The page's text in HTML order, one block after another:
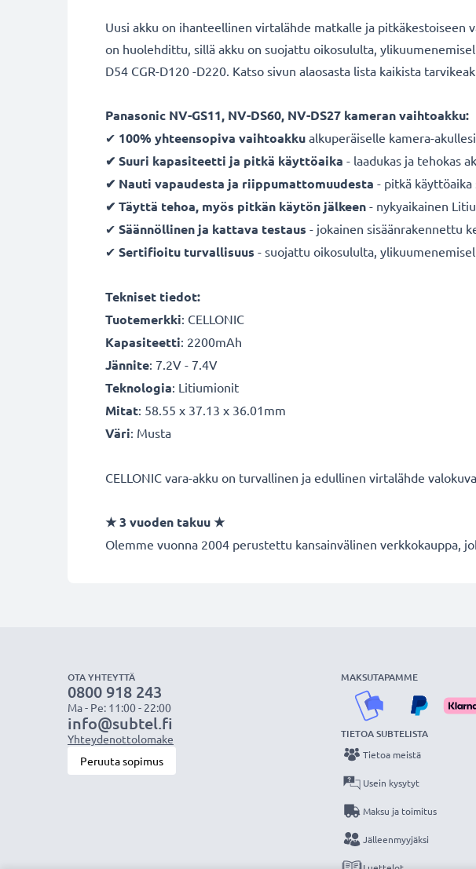
Uusi akku on ihanteellinen virtalähde matkalle ja pitkäkestoiseen
on huolehdittu, sillä akku on suojattu oikosululta,
D54 CGR-D120 -D220. Katso sivun alaosasta lista kaikista
Panasonic NV-GS11, NV-DS60, NV-DS27 kameran vaihtoakku:
✔ 100% yhteensopiva vaihtoakku alkuperäiselle kamera-
✔ Suuri kapasiteetti ja pitkä käyttöaika - laadukas ja tehokas
✔ Nauti vapaudesta ja riippumattomuudesta - pitkä
✔ Täyttä tehoa, myös pitkän käytön jälkeen - nykyaikainen
✔ Säännöllinen ja kattava testaus - jokainen sisäänrakennettu
✔ Sertifioitu turvallisuus - suojattu oikosululta,
Tekniset tiedot:
Tuotemerkki: CELLONIC
Kapasiteetti: 2200mAh
Jännite: 7.2V - 7.4V
Teknologia: Litiumionit
Mitat: 58.55 x 37.13 x 36.01mm
Väri: Musta
CELLONIC vara-akku on turvallinen ja edullinen virtalähde
★3 vuoden takuu★
Olemme vuonna 2004 perustettu kansainvälinen verkkokauppa,
OTA YHTEYTTÄ
0800 918 243
Ma - Pe: 11:00 - 22:00
info@subtel.fi
Yhteydenottolomake
Peruuta sopimus
MAKSUTAPAMME
TIETOA SUBTELISTA
Tietoa meistä
Usein kysytyt
Maksu ja toimitus
Jälleenmyyjäksi